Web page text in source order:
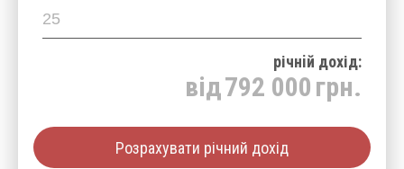
річнiй дохід:
від792 000 грн.
Розрахувати річний дохід